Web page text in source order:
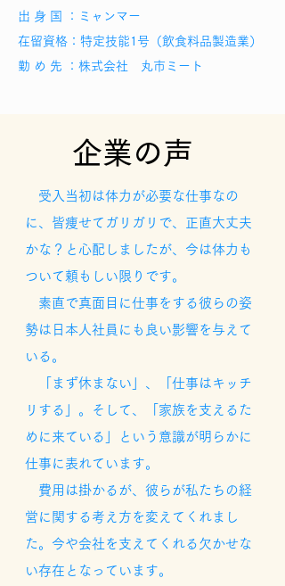
出 身 国 ：
ミャンマー
在留資格： 特定技能1号（飲食料品製造業）
勤 め 先 ：株式会社 丸市ミート
企業の声
受入当初は体力が必要な仕事なの
に、皆痩せてガリガリで、正直大丈夫
かな？と心配しましたが、今は体力も
ついて頼もしい限りです。
素直で真面目に仕事をする彼らの姿
勢は日本人社員にも良い影響を与えて
いる。
「まず休まない」、「仕事はキッチ
リする」。そして、「家族を支えるた
めに来ている」という意識が明らかに
仕事に表れています。
費用は掛かるが、彼らが私たちの経
営に関する考え方を変えてくれまし
た。今や会社を支えてくれる欠かせな
い存在となっています。